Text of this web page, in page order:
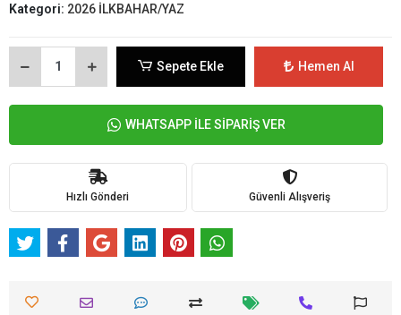
Kategori: 2026 İLKBAHAR/YAZ
Sepete Ekle Hemen Al
WHATSAPP İLE SİPARİŞ VER
Hızlı Gönderi Güvenli Alışveriş